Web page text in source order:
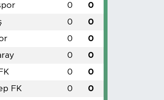
0 0
0 0
0 0
0 0
0 0
FK 0 0